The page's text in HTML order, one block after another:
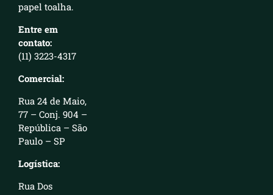
papel toalha.
Entre em
contato:
(11) 3223-4317
Comercial:
Rua 24 de Maio,
77 – Conj. 904 –
República – São
Paulo – SP
Logística:
Rua Dos